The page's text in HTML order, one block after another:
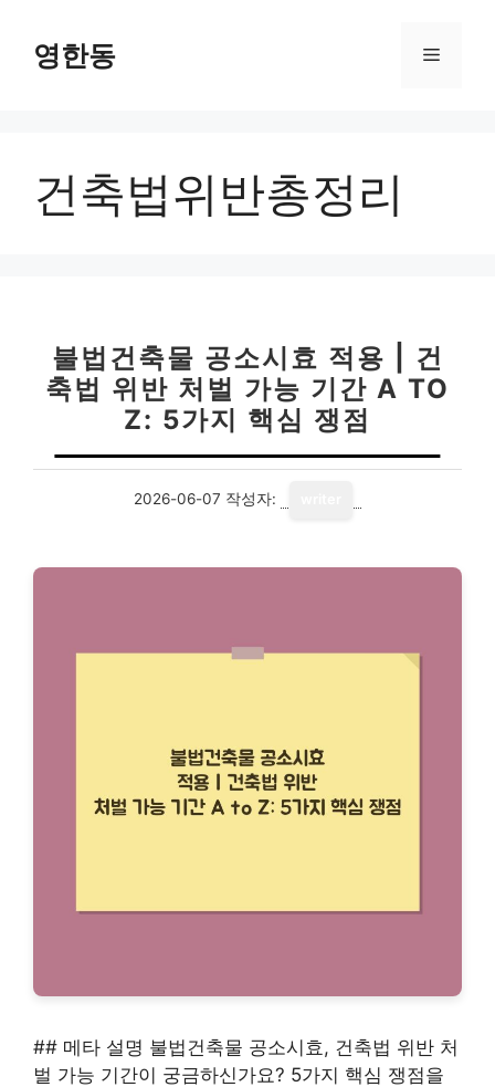
영한동 메
건축법위반총정리
불법건축물 공소시효 적용 | 건
축법 위반 처벌 가능 기간 A TO
Z: 5가지 핵심 쟁점
2026-06-07 작성자:
## 메타 설명 불법건축물 공소시효, 건축법 위반 처
벌 가능 기간이 궁금하신가요? 5가지 핵심 쟁점을